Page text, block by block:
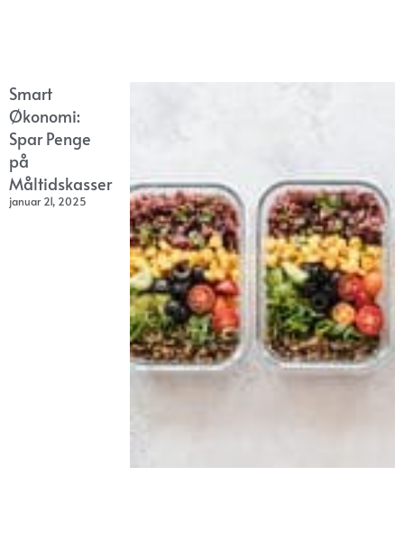
Smart
Økonomi:
Spar Penge
på
Måltidskasser
januar 21, 2025